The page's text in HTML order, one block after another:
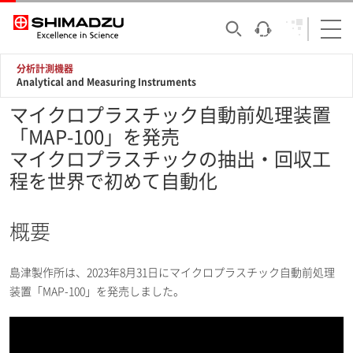
分析計測機器
Analytical and Measuring Instruments
マイクロプラスチック自動前処理装置
「MAP-100」を発売
マイクロプラスチックの抽出・回収工
程を世界で初めて自動化
概要
島津製作所は、2023年8月31日にマイクロプラスチック自動前処理
装置「MAP-100」を発売しました。